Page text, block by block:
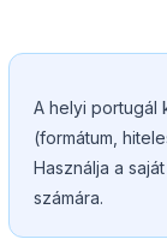
A helyi portugál
(formátum,
Használja a
számára.